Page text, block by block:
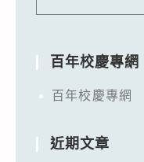
百年校慶專網
百年校慶專網
近期文章